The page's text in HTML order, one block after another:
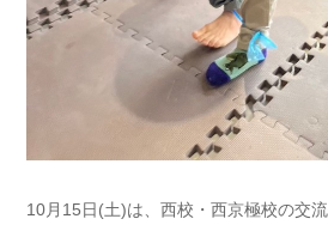
10月15日(土)は、西校・西京極校の交流